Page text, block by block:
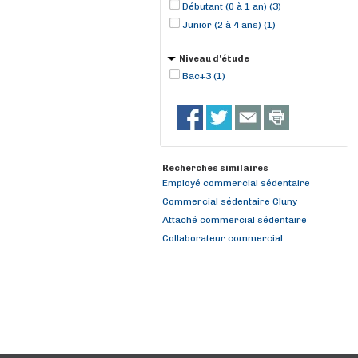
Débutant (0 à 1 an) (3)
Junior (2 à 4 ans) (1)
Niveau d'étude
Bac+3 (1)
Recherches similaires
Employé commercial sédentaire
Commercial sédentaire Cluny
Attaché commercial sédentaire
Collaborateur commercial